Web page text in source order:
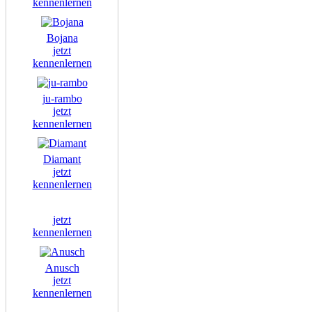
Bojana
jetzt
kennenlernen
ju-rambo
jetzt
kennenlernen
Diamant
jetzt
kennenlernen
jetzt
kennenlernen
Anusch
jetzt
kennenlernen